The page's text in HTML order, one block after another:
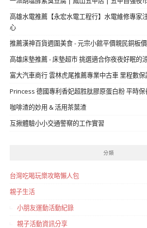
高雄水電推薦【永宏水電工程行】水電維修專家
心
推薦漢神百貨週圍美食 - 元宗小館平價親民銅板
高雄床墊推薦 - 床墊超市 挑選適合你夜夜好眠的
富大汽車商行 雲林虎尾推薦專業中古車 里程數
Princess 德國專利香妃超胜肽膠原蛋白粉 平時保
咖啡渣的妙用 & 活用茶葉渣
互揪體驗小小交通警察的工作實習
分類
台灣吃喝玩樂攻略懶人包
親子生活
小朋友運動活動紀錄
親子活動資訊分享